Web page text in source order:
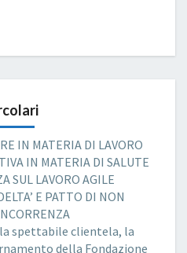
IN MATERIA DI LAVORO
IN MATERIA DI SALUTE
SUL LAVORO AGILE
E PATTO DI NON
spettabile clientela, la
della Fondazione